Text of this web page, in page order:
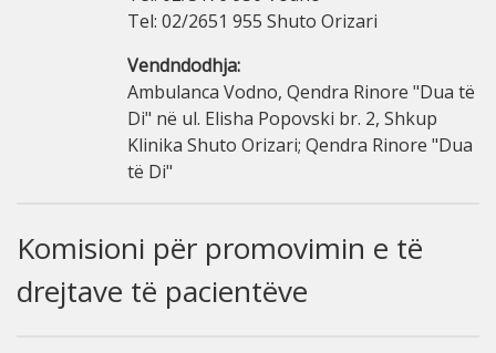
Tel: 02/2651 955 Shuto Orizari
Vendndodhja:
Ambulanca Vodno, Qendra Rinore "Dua të
Di" në ul. Elisha Popovski br. 2, Shkup
Klinika Shuto Orizari; Qendra Rinore "Dua
të Di"
Komisioni për promovimin e të
drejtave të pacientëve